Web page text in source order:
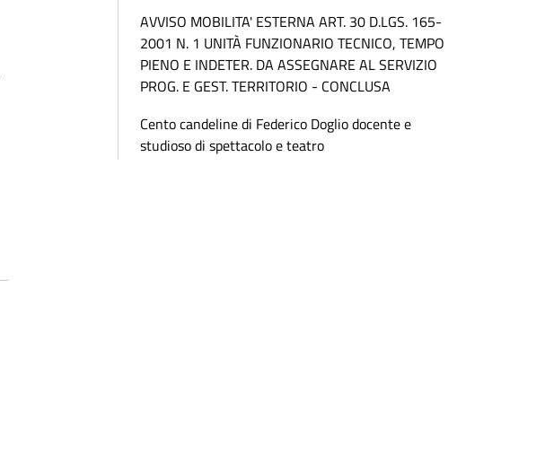
AVVISO MOBILITA' ESTERNA ART. 30 D.LGS. 165-
2001 N. 1 UNITÀ FUNZIONARIO TECNICO, TEMPO
PIENO E INDETER. DA ASSEGNARE AL SERVIZIO
PROG. E GEST. TERRITORIO - CONCLUSA
Cento candeline di Federico Doglio docente e
studioso di spettacolo e teatro